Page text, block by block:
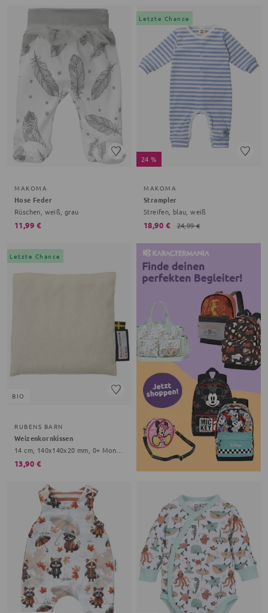
MAKOMA
Hose Feder
Rüschen, weiß, grau
11,99 €
Letzte Chance
24 %
MAKOMA
Strampler
Streifen, blau, weiß
18,90 € 24,99 €
Letzte Chance
BIO
RUBENS BARN
Weizenkornkissen
14 cm, 140x140x20 mm, 0+ Monate, creme
13,90 €